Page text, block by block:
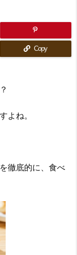
Copy
よね。
徹底的に、食べ